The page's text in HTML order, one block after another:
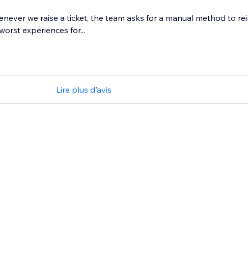
we raise a ticket, the team asks for a manual method to
experiences for...
Lire plus d'avis